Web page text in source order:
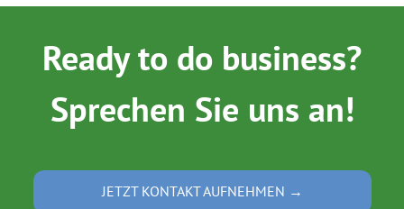
Ready to do business?
Sprechen Sie uns an!
JETZT KONTAKT AUFNEHMEN →